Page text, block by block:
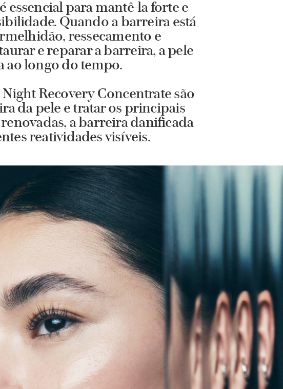
essencial para mantê-la forte e
Quando a barreira está
ressecamento e
e reparar a barreira, a pele
ao longo do tempo.
Recovery Concentrate são
da pele e tratar os principais
a barreira danificada
reatividades visíveis.